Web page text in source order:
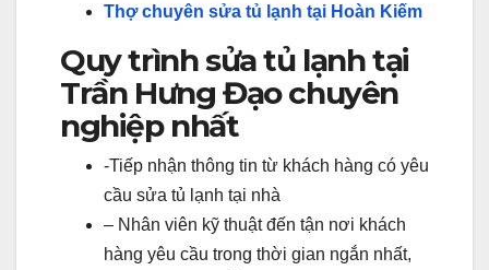
Thợ chuyên sửa tủ lạnh tại Hoàn Kiếm
Quy trình sửa tủ lạnh tại
Trần Hưng Đạo chuyên
nghiệp nhất
-Tiếp nhận thông tin từ khách hàng có yêu
cầu sửa tủ lạnh tại nhà
– Nhân viên kỹ thuật đến tận nơi khách
hàng yêu cầu trong thời gian ngắn nhất,